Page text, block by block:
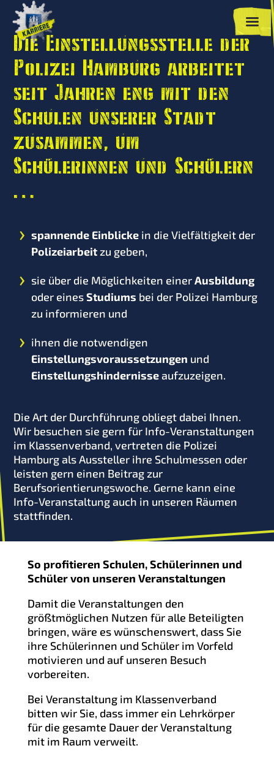
Die Einstellungsstelle der
Polizei Hamburg arbeitet
seit Jahren eng mit den
Schulen unserer Stadt
zusammen, um
Schülerinnen und Schülern
…
spannende Einblicke in die Vielfältigkeit der
Polizeiarbeit zu geben,
sie über die Möglichkeiten einerAusbildung
oder einesStudiums bei der Polizei Hamburg
zu informieren und
ihnen die notwendigen
Einstellungsvoraussetzungen und
Einstellungshindernisseaufzuzeigen.
Die Art der Durchführung obliegt dabei Ihnen.
Wir besuchen sie gern für Info-Veranstaltungen
im Klassenverband, vertreten die Polizei
Hamburg als Aussteller ihre Schulmessen oder
leisten gern einen Beitrag zur
Berufsorientierungswoche. Gerne kann eine
Info-Veranstaltung auch in unseren Räumen
stattfinden.
So profitieren Schulen, Schülerinnen und
Schüler von unseren Veranstaltungen
Damit die Veranstaltungen den
größtmöglichen Nutzen für alle Beteiligten
bringen, wäre es wünschenswert, dass Sie
ihre Schülerinnen und Schüler im Vorfeld
motivieren und auf unseren Besuch
vorbereiten.
Bei Veranstaltung im Klassenverband
bitten wir Sie, dass immer ein Lehrkörper
für die gesamte Dauer der Veranstaltung
mit im Raum verweilt.